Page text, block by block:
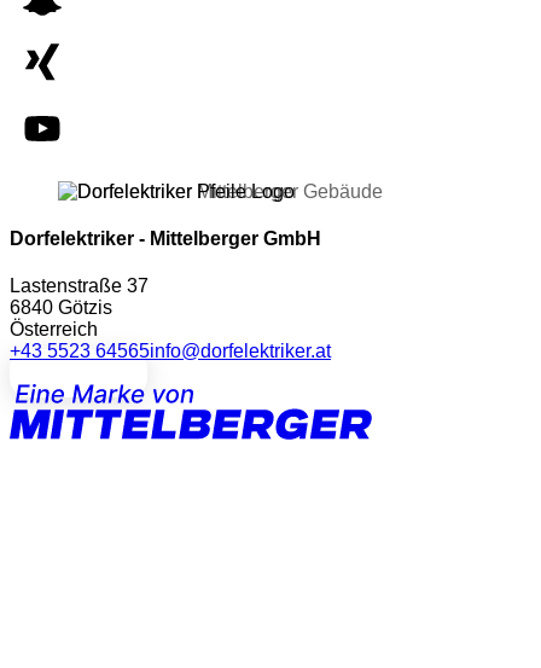
Dorfelektriker - Mittelberger GmbH
Lastenstraße 37
6840 Götzis
Österreich
+43 5523 64565info@dorfelektriker.at